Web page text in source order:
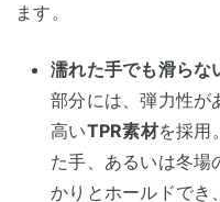
ます。
濡れた手でも滑らな
部分には、弾力性が
高いTPR素材を採用
た手、あるいは冬場
かりとホールドでき